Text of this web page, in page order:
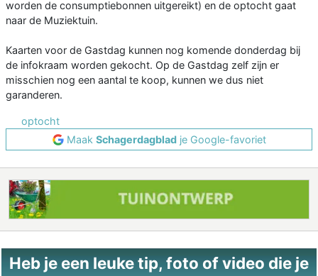
worden de consumptiebonnen uitgereikt) en de optocht gaat
naar de Muziektuin.
Kaarten voor de Gastdag kunnen nog komende donderdag bij
de infokraam worden gekocht. Op de Gastdag zelf zijn er
misschien nog een aantal te koop, kunnen we dus niet
garanderen.
optocht
Maak Schagerdagbladje Google-favoriet
Heb je een leuke tip, foto of video die je